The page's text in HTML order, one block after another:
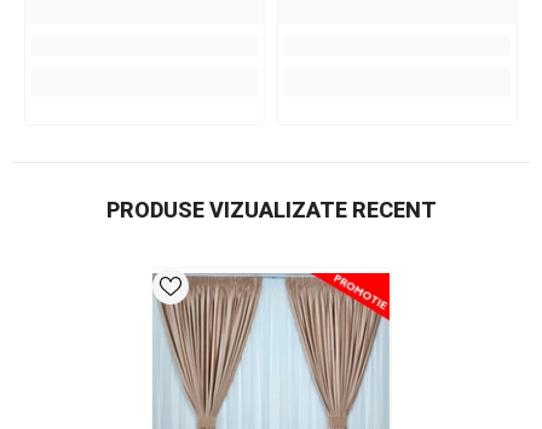
PRODUSE VIZUALIZATE RECENT